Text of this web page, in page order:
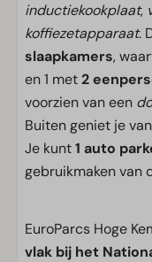
inductiekookplaat,
koffiezetapparaat.
slaapkamers,
en 1 met2
voorzien van een
Buiten geniet je
Je kunt1 auto
gebruikmaken van
EuroParcs Hoge
vlak bij het